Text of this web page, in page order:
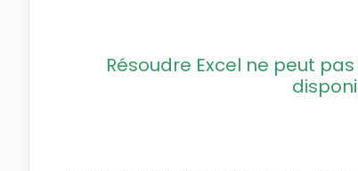
Résoudre Excel ne peut